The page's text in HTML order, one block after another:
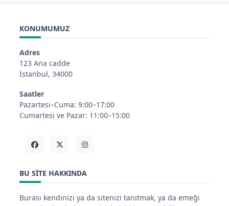
KONUMUMUZ
Adres
123 Ana cadde
İstanbul, 34000
Saatler
Pazartesi–Cuma: 9:00–17:00
Cumartesi ve Pazar: 11:00–15:00
BU SITE HAKKINDA
Burası kendinizi ya da sitenizi tanıtmak, ya da emeği